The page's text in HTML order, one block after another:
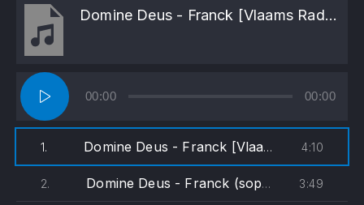
Domine Deus - Franck [Vlaams Radio Koor, Johan Duijck]
Lecteur
audio
00:00 00:00
1. Domine Deus - Franck [Vlaams Radio Koor, Johan Duijck] 4:10
2. Domine Deus - Franck (soprane) 3:49